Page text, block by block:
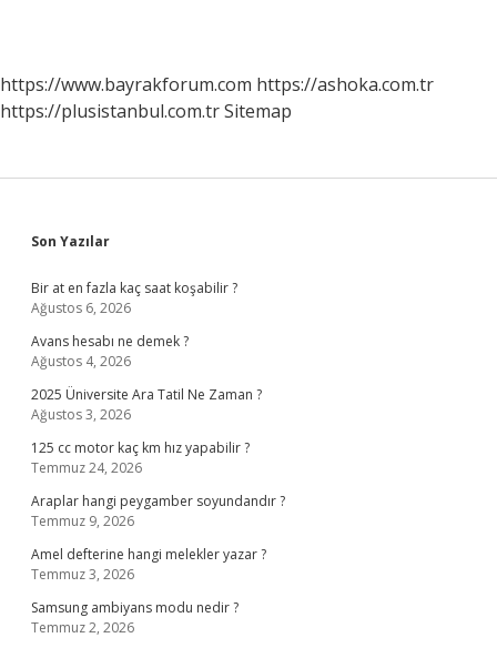
https://www.bayrakforum.com https://ashoka.com.tr
https://plusistanbul.com.trSitemap
Sidebar
Son Yazılar
Bir at en fazla kaç saat koşabilir ?
Ağustos 6, 2026
Avans hesabı ne demek ?
Ağustos 4, 2026
2025 Üniversite Ara Tatil Ne Zaman ?
Ağustos 3, 2026
125 cc motor kaç km hız yapabilir ?
Temmuz 24, 2026
Araplar hangi peygamber soyundandır ?
Temmuz 9, 2026
Amel defterine hangi melekler yazar ?
Temmuz 3, 2026
Samsung ambiyans modu nedir ?
Temmuz 2, 2026